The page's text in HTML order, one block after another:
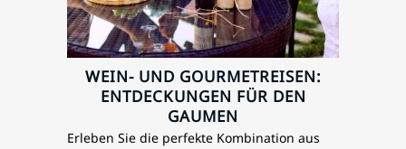
WEIN- UND GOURMETREISEN:
ENTDECKUNGEN FÜR DEN
GAUMEN
Erleben Sie die perfekte Kombination aus